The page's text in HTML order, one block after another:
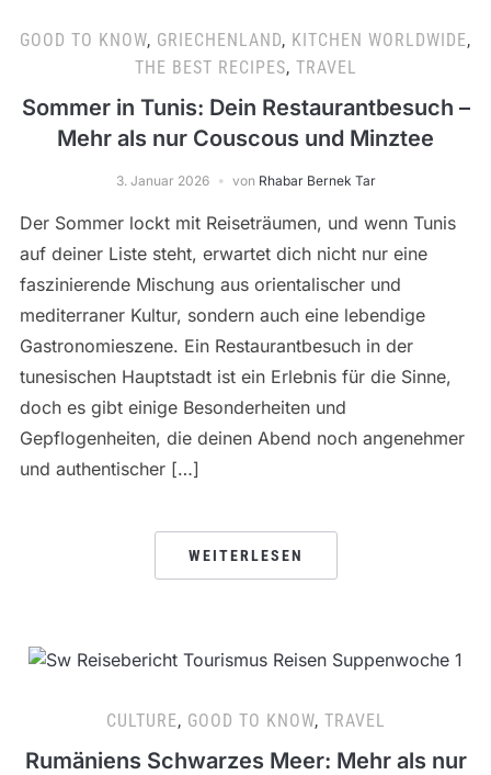
GOOD TO KNOW, GRIECHENLAND, KITCHEN WORLDWIDE,
THE BEST RECIPES, TRAVEL
Sommer in Tunis: Dein Restaurantbesuch –
Mehr als nur Couscous und Minztee
3. Januar 2026 von Rhabar Bernek Tar
Der Sommer lockt mit Reiseträumen, und wenn Tunis
auf deiner Liste steht, erwartet dich nicht nur eine
faszinierende Mischung aus orientalischer und
mediterraner Kultur, sondern auch eine lebendige
Gastronomieszene. Ein Restaurantbesuch in der
tunesischen Hauptstadt ist ein Erlebnis für die Sinne,
doch es gibt einige Besonderheiten und
Gepflogenheiten, die deinen Abend noch angenehmer
und authentischer […]
WEITERLESEN
CULTURE, GOOD TO KNOW, TRAVEL
Rumäniens Schwarzes Meer: Mehr als nur